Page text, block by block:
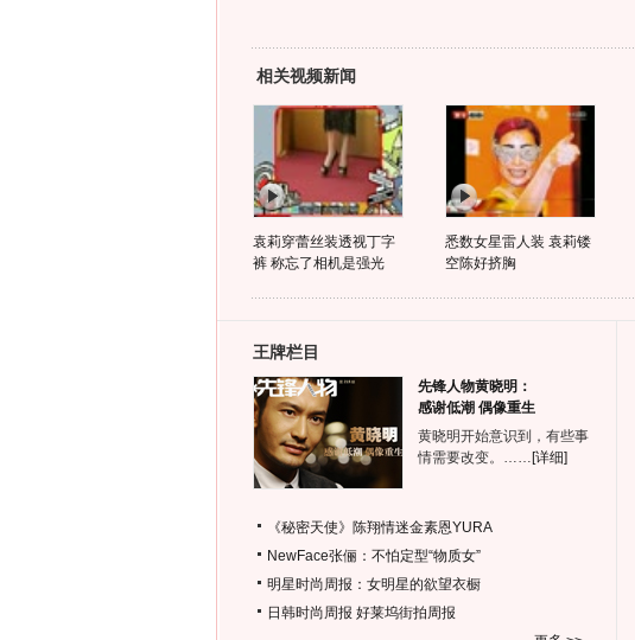
相关视频新闻
袁莉穿蕾丝装透视丁字
裤 称忘了相机是强光
悉数女星雷人装 袁莉镂
空陈好挤胸
王牌栏目
先锋人物黄晓明：
感谢低潮 偶像重生
黄晓明开始意识到，有些事
情需要改变。…… [详细]
《秘密天使》陈翔情迷金素恩YURA
NewFace张俪：不怕定型“物质女”
明星时尚周报：女明星的欲望衣橱
日韩时尚周报 好莱坞街拍周报